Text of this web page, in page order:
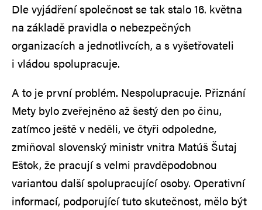
Dle vyjádření společnost se tak stalo 16. května
na základě pravidla o nebezpečných
organizacích a jednotlivcích, a s vyšetřovateli
i vládou spolupracuje.
A to je první problém. Nespolupracuje. Přiznání
Mety bylo zveřejněno až šestý den po činu,
zatímco ještě v neděli, ve čtyři odpoledne,
zmiňoval slovenský ministr vnitra Matúš Šutaj
Eštok, že pracují s velmi pravděpodobnou
variantou další spolupracující osoby. Operativní
informací, podporující tuto skutečnost, mělo být